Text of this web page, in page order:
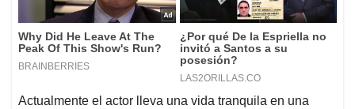
Actualmente el actor lleva una vida tranquila en una